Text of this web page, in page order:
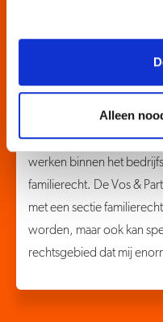
Alleen
Advocaat
Reizen
Ik wilde graag de stap
werken binnen het
familierecht. De Vos &
met een sectie
worden, maar ook kan
rechtsgebied dat mij